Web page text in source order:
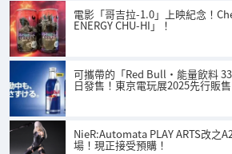
電影「哥吉拉-1.0」上映紀念！
ENERGY CHU-HI」！
可攜帶的「Red Bull・能量飲料
日發售！東京電玩展2025先行販售
NieR:Automata PLAY ARTS改之
場！現正接受預購！